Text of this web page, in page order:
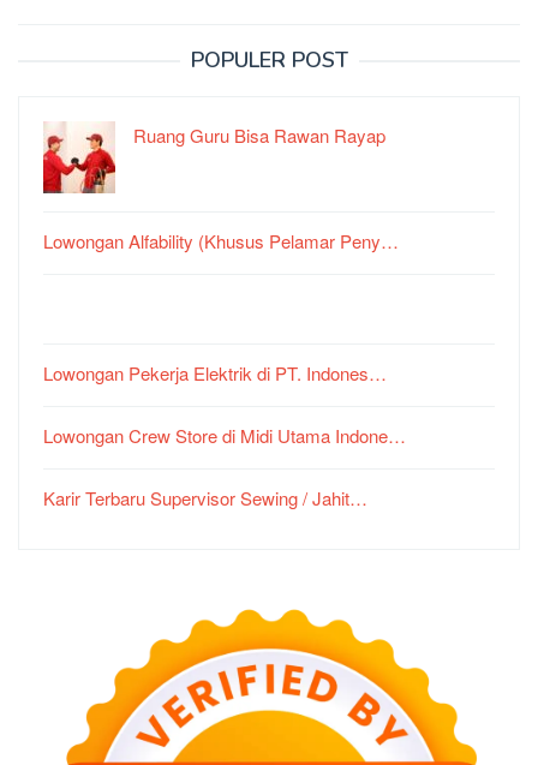
POPULER POST
Ruang Guru Bisa Rawan Rayap
Lowongan Alfability (Khusus Pelamar Peny…
Lowongan Pekerja Elektrik di PT. Indones…
Lowongan Crew Store di Midi Utama Indone…
Karir Terbaru Supervisor Sewing / Jahit…